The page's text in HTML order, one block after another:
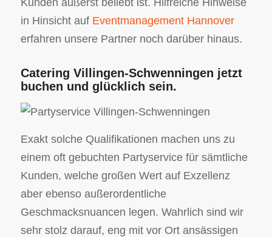
Kunden äußerst beliebt ist. Hilfreiche Hinweise
in Hinsicht auf Eventmanagement Hannover
erfahren unsere Partner noch darüber hinaus.
Catering Villingen-Schwenningen jetzt
buchen und glücklich sein.
Exakt solche Qualifikationen machen uns zu
einem oft gebuchten Partyservice für sämtliche
Kunden, welche großen Wert auf Exzellenz
aber ebenso außerordentliche
Geschmacksnuancen legen. Wahrlich sind wir
sehr stolz darauf, eng mit vor Ort ansässigen